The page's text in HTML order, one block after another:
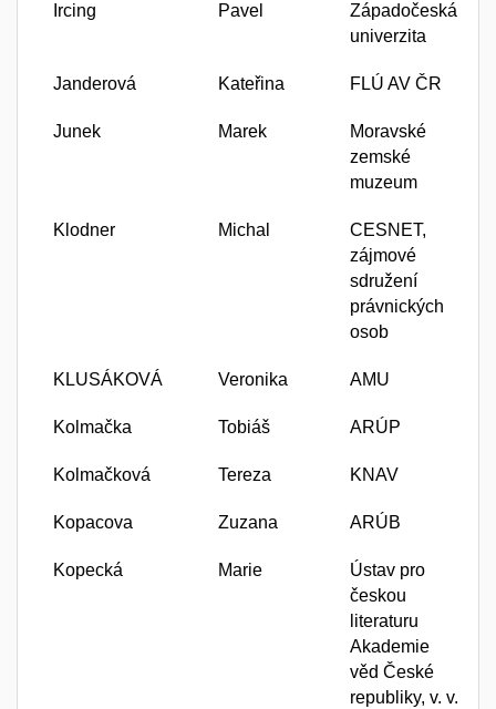
Ircing Pavel
Západočeská
univerzita
Janderová Kateřina FLÚ AV ČR
Junek Marek
Moravské
zemské
muzeum
Klodner Michal
CESNET,
zájmové
sdružení
právnických
osob
KLUSÁKOVÁ Veronika AMU
Kolmačka Tobiáš ARÚP
Kolmačková Tereza KNAV
Kopacova Zuzana ARÚB
Kopecká Marie
Ústav pro
českou
literaturu
Akademie
věd České
republiky, v. v.